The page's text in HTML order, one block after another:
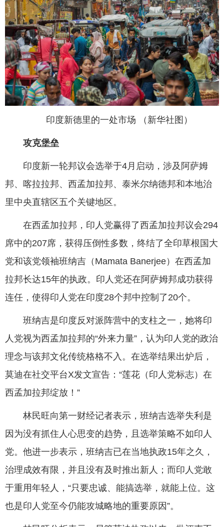
印度新德里的一处市场 （新华社图）
攻克堡垒
印度新一轮邦议会选举于4月启动，涉及阿萨姆
邦、喀拉拉邦、西孟加拉邦、泰米尔纳德邦和本地治
里中央直辖区五个关键地区。
在西孟加拉邦，印人党赢得了西孟加拉邦议会294
席中的207席，获得压倒性多数，终结了全印草根国大
党和该党领袖班纳吉（Mamata Banerjee）在西孟加
拉邦长达15年的执政。印人党还在阿萨姆邦成功获得
连任，使得印人党在印度28个邦中控制了20个。
班纳吉是印度反对派阵营中的支柱之一，她将印
人党视为西孟加拉邦的“外来力量”，认为印人党的政治
理念与该邦文化传统格格不入。在选举结果出炉后，
莫迪在社交平台X发文宣告：“莲花（印人党标志）在
西孟加拉邦绽放！”
林民旺向第一财经记者表示，班纳吉选举失利是
因为没有抓住人心思变的趋势，且选举策略不如印人
党。他进一步表示，班纳吉已在当地执政15年之久，
治理成效有限，并且没有及时推出新人；而印人党敢
于重用年轻人，“只要忠诚、能搞选举，就能上位。这
也是印人党至今仍能攻城略地的重要原因”。